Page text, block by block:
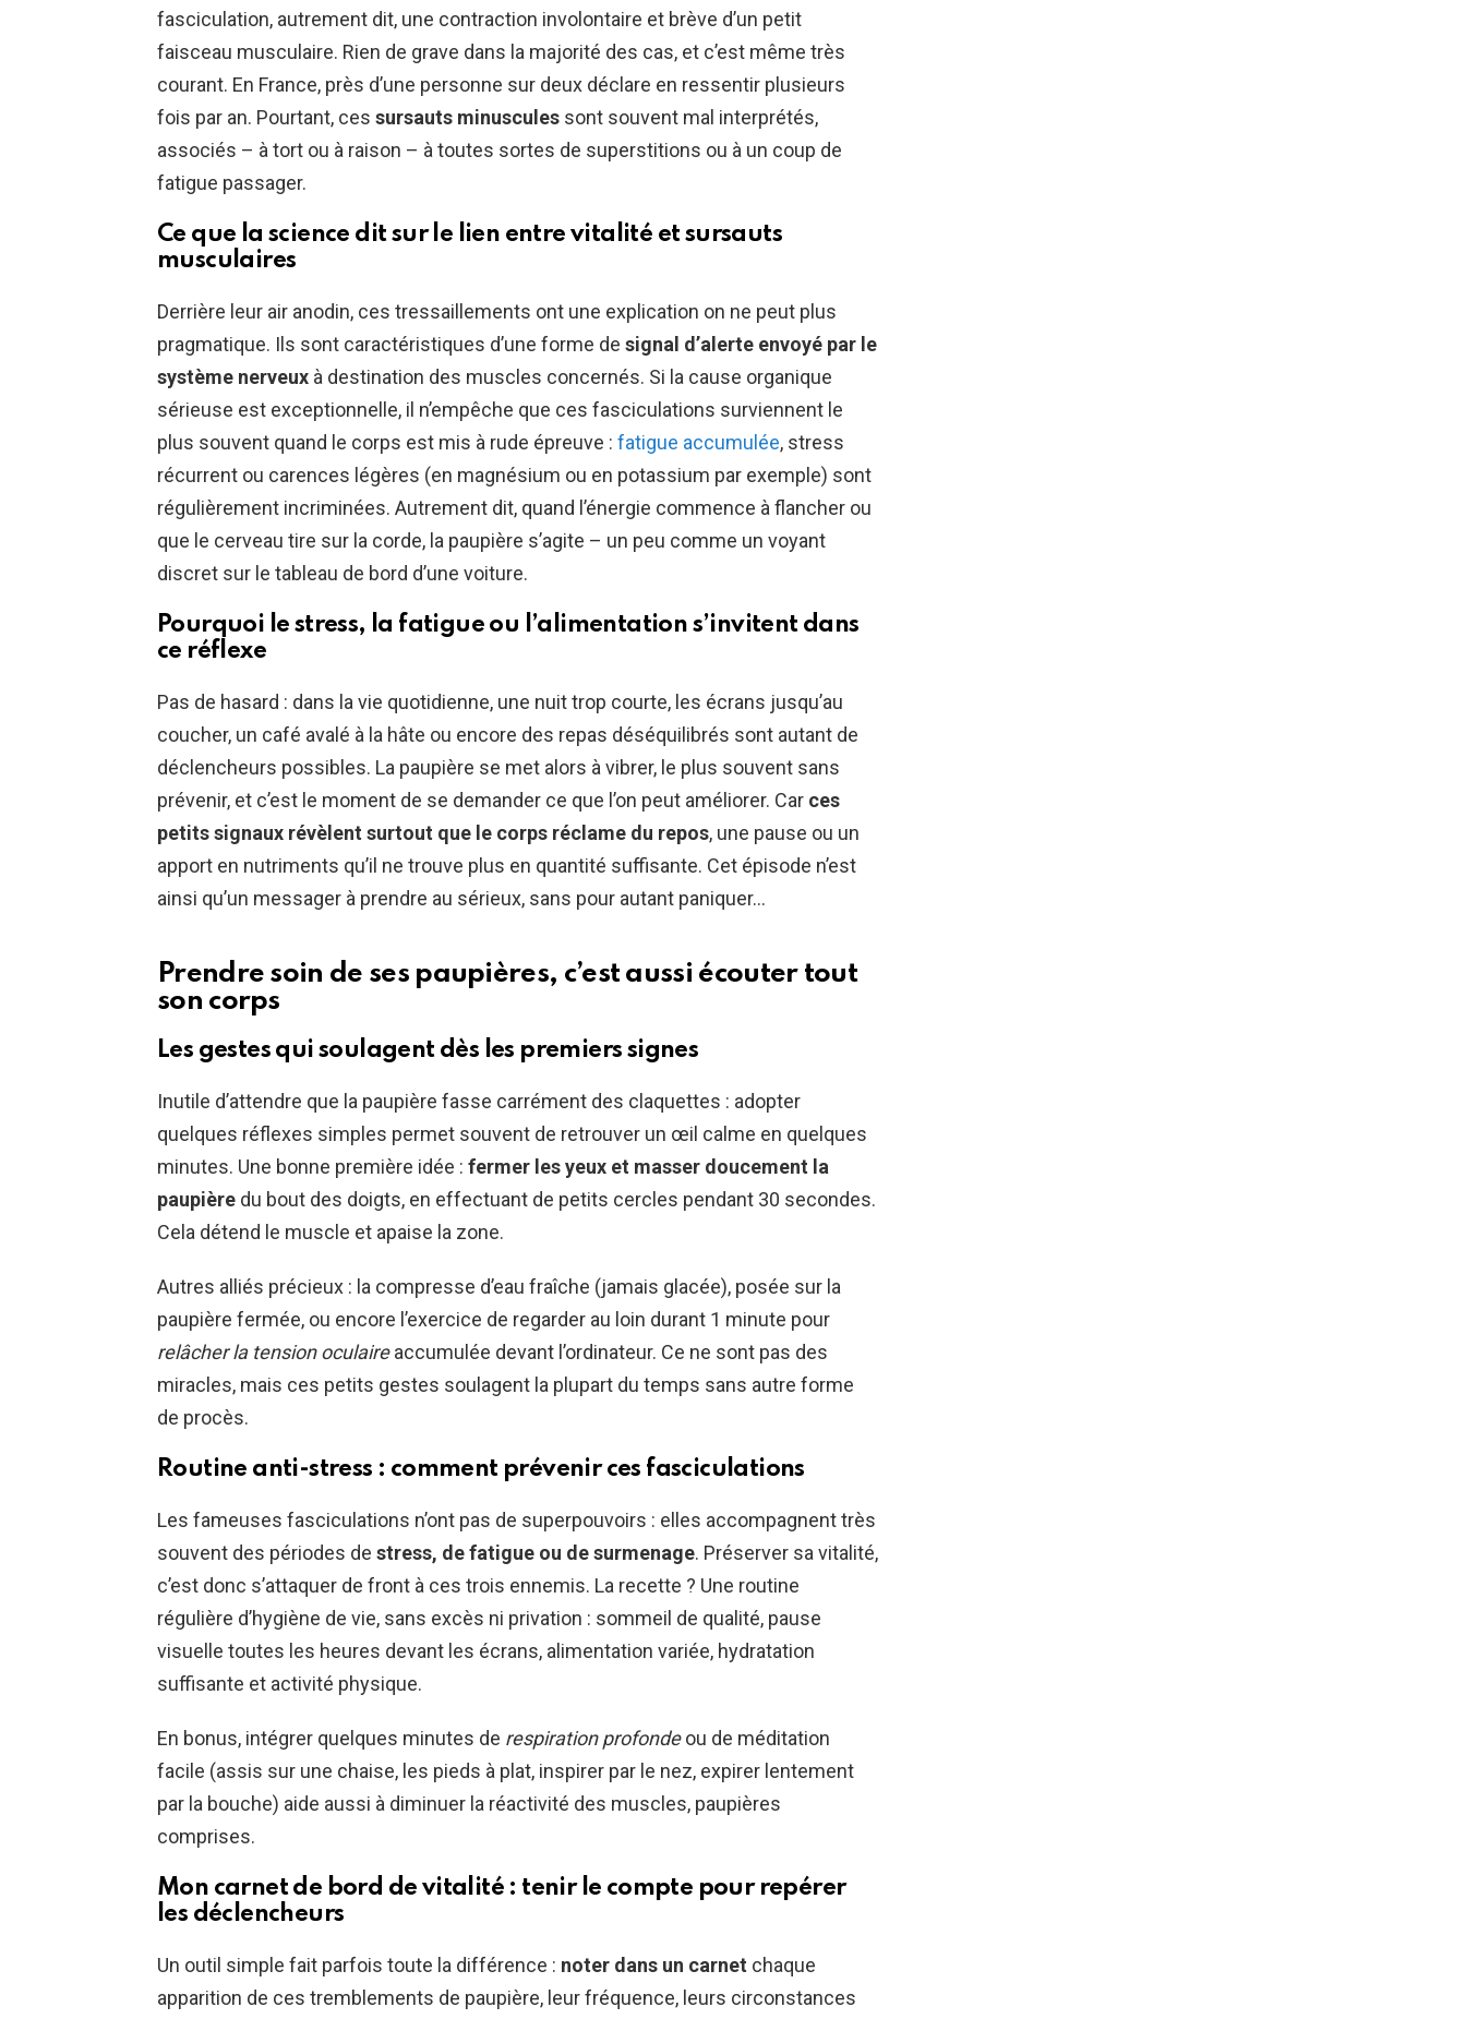
fasciculation, autrement dit, une contraction involontaire et brève d’un petit
faisceau musculaire. Rien de grave dans la majorité des cas, et c’est même très
courant. En France, près d’une personne sur deux déclare en ressentir plusieurs
fois par an. Pourtant, ces sursauts minuscules sont souvent mal interprétés,
associés – à tort ou à raison – à toutes sortes de superstitions ou à un coup de
fatigue passager.
Ce que la science dit sur le lien entre vitalité et sursauts
musculaires
Derrière leur air anodin, ces tressaillements ont une explication on ne peut plus
pragmatique. Ils sont caractéristiques d’une forme de signal d’alerte envoyé par le
système nerveux à destination des muscles concernés. Si la cause organique
sérieuse est exceptionnelle, il n’empêche que ces fasciculations surviennent le
plus souvent quand le corps est mis à rude épreuve : fatigue accumulée, stress
récurrent ou carences légères (en magnésium ou en potassium par exemple) sont
régulièrement incriminées. Autrement dit, quand l’énergie commence à flancher ou
que le cerveau tire sur la corde, la paupière s’agite – un peu comme un voyant
discret sur le tableau de bord d’une voiture.
Pourquoi le stress, la fatigue ou l’alimentation s’invitent dans
ce réflexe
Pas de hasard : dans la vie quotidienne, une nuit trop courte, les écrans jusqu’au
coucher, un café avalé à la hâte ou encore des repas déséquilibrés sont autant de
déclencheurs possibles. La paupière se met alors à vibrer, le plus souvent sans
prévenir, et c’est le moment de se demander ce que l’on peut améliorer. Car ces
petits signaux révèlent surtout que le corps réclame du repos, une pause ou un
apport en nutriments qu’il ne trouve plus en quantité suffisante. Cet épisode n’est
ainsi qu’un messager à prendre au sérieux, sans pour autant paniquer…
Prendre soin de ses paupières, c’est aussi écouter tout
son corps
Les gestes qui soulagent dès les premiers signes
Inutile d’attendre que la paupière fasse carrément des claquettes : adopter
quelques réflexes simples permet souvent de retrouver un œil calme en quelques
minutes. Une bonne première idée : fermer les yeux et masser doucement la
paupière du bout des doigts, en effectuant de petits cercles pendant 30 secondes.
Cela détend le muscle et apaise la zone.
Autres alliés précieux : la compresse d’eau fraîche (jamais glacée), posée sur la
paupière fermée, ou encore l’exercice de regarder au loin durant 1 minute pour
relâcher la tension oculaireaccumulée devant l’ordinateur. Ce ne sont pas des
miracles, mais ces petits gestes soulagent la plupart du temps sans autre forme
de procès.
Routine anti-stress : comment prévenir ces fasciculations
Les fameuses fasciculations n’ont pas de superpouvoirs : elles accompagnent très
souvent des périodes de stress, de fatigue ou de surmenage. Préserver sa vitalité,
c’est donc s’attaquer de front à ces trois ennemis. La recette ? Une routine
régulière d’hygiène de vie, sans excès ni privation : sommeil de qualité, pause
visuelle toutes les heures devant les écrans, alimentation variée, hydratation
suffisante et activité physique.
En bonus, intégrer quelques minutes de respiration profondeou de méditation
facile (assis sur une chaise, les pieds à plat, inspirer par le nez, expirer lentement
par la bouche) aide aussi à diminuer la réactivité des muscles, paupières
comprises.
Mon carnet de bord de vitalité : tenir le compte pour repérer
les déclencheurs
Un outil simple fait parfois toute la différence : noter dans un carnet chaque
apparition de ces tremblements de paupière, leur fréquence, leurs circonstances